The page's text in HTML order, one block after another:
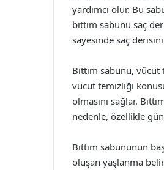
yardımcı olur. Bu
bıttım sabunu saç
sayesinde saç derisini
Bıttım sabunu,
vücut temizliği
olmasını sağlar.
nedenle, özellikle
Bıttım sabununun
oluşan yaşlanma